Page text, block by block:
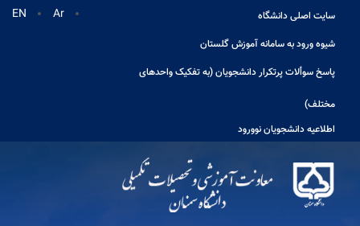
سایت اصلی دانشگاه
شیوه ورود به سامانه آموزش گلستان
پاسخ سوألات پرتکرار دانشجویان (به تفکیک واحدهای
مختلف)
اطلاعیه دانشجویان نوورود
EN Ar